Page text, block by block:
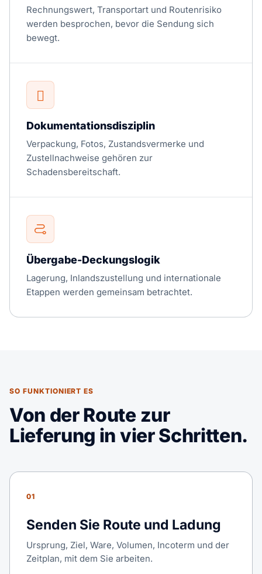
Rechnungswert, Transportart und Routenrisiko
werden besprochen, bevor die Sendung sich
bewegt.
Dokumentationsdisziplin
Verpackung, Fotos, Zustandsvermerke und
Zustellnachweise gehören zur
Schadensbereitschaft.
Übergabe-Deckungslogik
Lagerung, Inlandszustellung und internationale
Etappen werden gemeinsam betrachtet.
SO FUNKTIONIERT ES
Von der Route zur
Lieferung in vier Schritten.
01
Senden Sie Route und Ladung
Ursprung, Ziel, Ware, Volumen, Incoterm und der
Zeitplan, mit dem Sie arbeiten.